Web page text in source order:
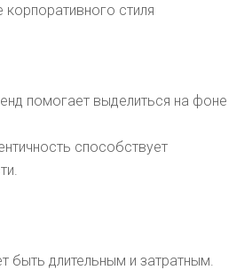
стиля
помогает выделиться на фоне
способствует
быть длительным и затратным.